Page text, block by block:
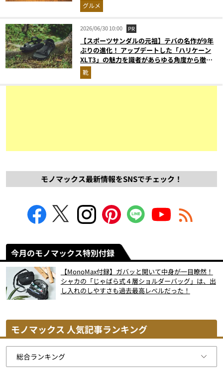
グルメ
2026/06/30 10:00 PR
【スポーツサンダルの元祖】テバの名作が9年
ぶりの進化！ アップデートした「ハリケーン
XLT3」の魅力を識者があらゆる角度から徹底
解説！
靴
モノマックス最新情報をSNSでチェック！
今月のモノマックス特別付録
【MonoMax付録】ガバッと開いて中身が一目瞭然！
シャカの「じゃばら式４層ショルダーバッグ」は、出
し入れのしやすさも過去最高レベルだった！
モノマックス 人気記事ランキング